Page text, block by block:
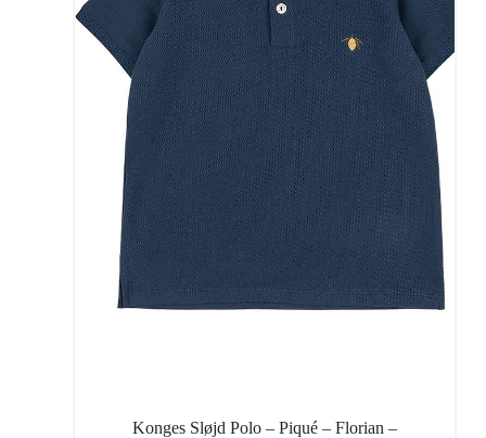
Konges Sløjd Polo – Piqué – Florian –